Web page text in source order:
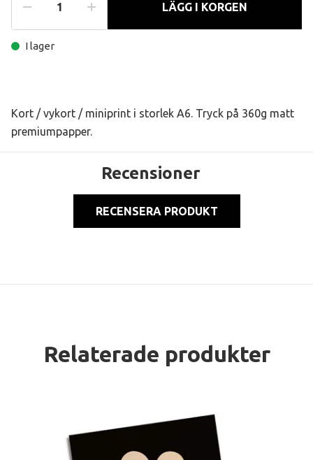
LÄGG I KORGEN
I lager
Kort / vykort / miniprint i storlek A6. Tryck på 360g matt
premiumpapper.
Recensioner
RECENSERA PRODUKT
Relaterade produkter